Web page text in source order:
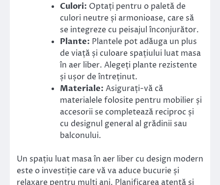
Culori: Optați pentru o paletă de
culori neutre și armonioase, care să
se integreze cu peisajul înconjurător.
Plante: Plantele pot adăuga un plus
de viață și culoare spațiului luat masa
în aer liber. Alegeți plante rezistente
și ușor de întreținut.
Materiale: Asigurați-vă că
materialele folosite pentru mobilier și
accesorii se completează reciproc și
cu designul general al grădinii sau
balconului.
Un spațiu luat masa în aer liber cu design modern
este o investiție care vă va aduce bucurie și
relaxare pentru mulți ani. Planificarea atentă și